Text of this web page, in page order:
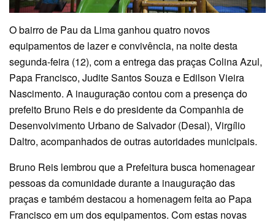
O bairro de Pau da Lima ganhou quatro novos
equipamentos de lazer e convivência, na noite desta
segunda-feira (12), com a entrega das praças Colina Azul,
Papa Francisco, Judite Santos Souza e Edilson Vieira
Nascimento. A inauguração contou com a presença do
prefeito Bruno Reis e do presidente da Companhia de
Desenvolvimento Urbano de Salvador (Desal), Virgílio
Daltro, acompanhados de outras autoridades municipais.
Bruno Reis lembrou que a Prefeitura busca homenagear
pessoas da comunidade durante a inauguração das
praças e também destacou a homenagem feita ao Papa
Francisco em um dos equipamentos. Com estas novas